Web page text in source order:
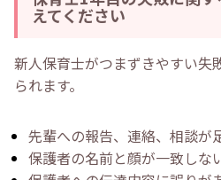
えてください
新人保育士がつまずきやすい失
られます。
先輩への報告、連絡、相談が
保護者の名前と顔が一致しな